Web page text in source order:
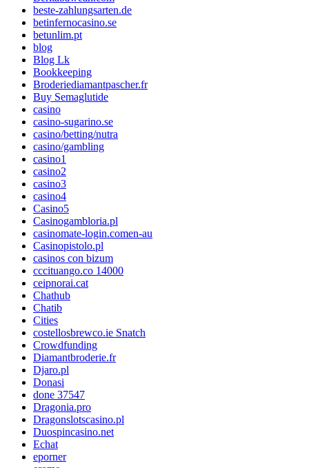
beste-zahlungsarten.de
betinfernocasino.se
betunlim.pt
blog
Blog Lk
Bookkeeping
Broderiediamantpascher.fr
Buy Semaglutide
casino
casino-sugarino.se
casino/betting/nutra
casino/gambling
casino1
casino2
casino3
casino4
Casino5
Casinogambloria.pl
casinomate-login.comen-au
Casinopistolo.pl
casinos con bizum
cccituango.co 14000
ceipnorai.cat
Chathub
Chatib
Cities
costellosbrewco.ie Snatch
Crowdfunding
Diamantbroderie.fr
Djaro.pl
Donasi
done 37547
Dragonia.pro
Dragonslotscasino.pl
Duospincasino.net
Echat
eporner